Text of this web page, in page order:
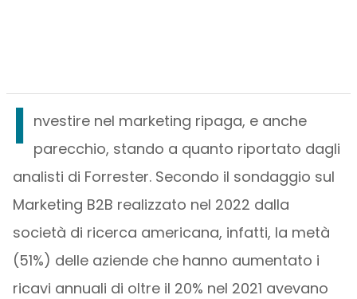
I nvestire nel marketing ripaga, e anche
parecchio, stando a quanto riportato dagli
analisti di Forrester. Secondo il sondaggio sul
Marketing B2B realizzato nel 2022 dalla
società di ricerca americana, infatti, la metà
(51%) delle aziende che hanno aumentato i
ricavi annuali di oltre il 20% nel 2021 avevano